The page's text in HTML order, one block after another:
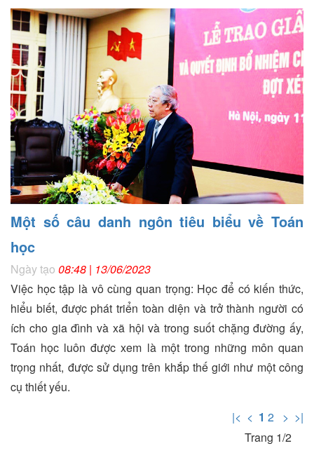
Một số câu danh ngôn tiêu biểu về Toán
học
Ngày tạo 08:48 | 13/06/2023
Việc học tập là vô cùng quan trọng: Học để có kiến thức,
hiểu biết, được phát triển toàn diện và trở thành người có
ích cho gia đình và xã hội và trong suốt chặng đường ấy,
Toán học luôn được xem là một trong những môn quan
trọng nhất, được sử dụng trên khắp thế giới như một công
cụ thiết yếu.
|< < 1 2 > >|
Trang 1/2